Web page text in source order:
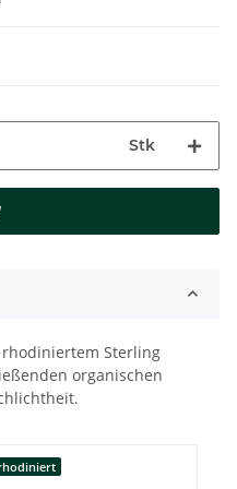
Stk
rhodiniertem Sterling
organischen